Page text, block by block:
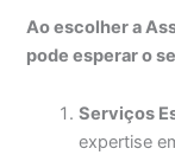
Ao escolher a
pode esperar o
Serviços
expertise